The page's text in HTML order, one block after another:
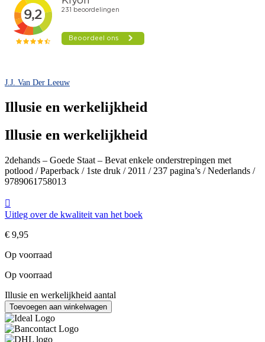
J.J. Van Der Leeuw
Illusie en werkelijkheid
Illusie en werkelijkheid
2dehands – Goede Staat – Bevat enkele onderstrepingen met
potlood / Paperback / 1ste druk / 2011 / 237 pagina’s / Nederlands /
9789061758013
Uitleg over de kwaliteit van het boek
€ 9,95
Op voorraad
Op voorraad
Illusie en werkelijkheid aantal
Toevoegen aan winkelwagen